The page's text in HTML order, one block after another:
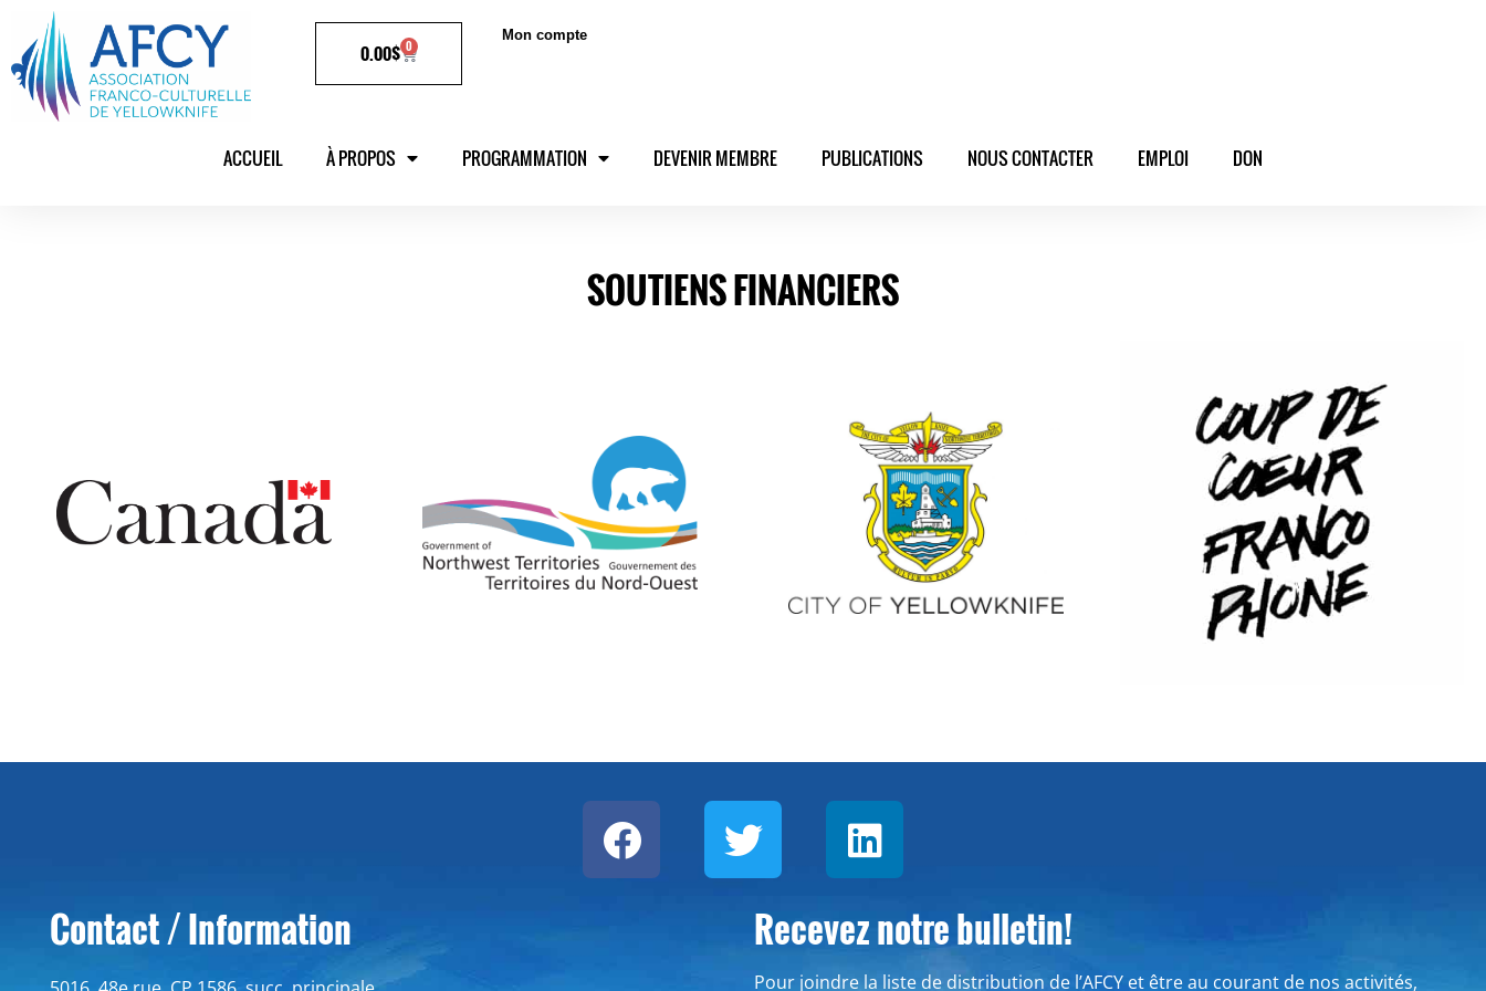
0.00$ 0
Mon compte
ACCUEIL À PROPOS PROGRAMMATION DEVENIR MEMBRE PUBLICATIONS NOUS CONTACTER EMPLOI DON
SOUTIENS FINANCIERS
Contact / Information Recevez notre bulletin!
Pour joindre la liste de distribution de l’AFCY et être au courant de nos activités,